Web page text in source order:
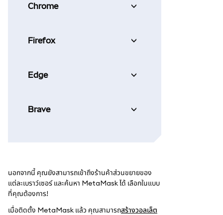
Chrome
Firefox
Edge
Brave
นอกจากนี้ คุณยังสามารถเข้าถึงร้านค้าส่วนขยายของ
แต่ละเบราว์เซอร์ และค้นหา MetaMask ได้ เลือกในแบบ
ที่คุณต้องการ!
เมื่อติดตั้ง MetaMask แล้ว คุณสามารถสร้างวอลเล็ต